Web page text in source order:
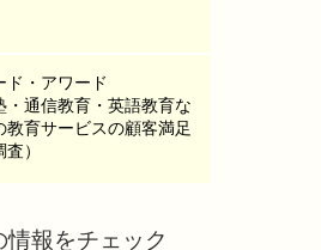
ド・アワード
・通信教育・英語教育な
教育サービスの顧客満足
査）
情報をチェック